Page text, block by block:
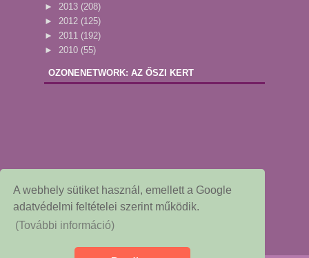
A webhely sütiket használ, emellett a Google
adatvédelmi feltételei szerint működik.
(További információ)
► 2013 (208)
► 2012 (125)
► 2011 (192)
► 2010 (55)
OZONENETWORK: AZ ŐSZI KERT